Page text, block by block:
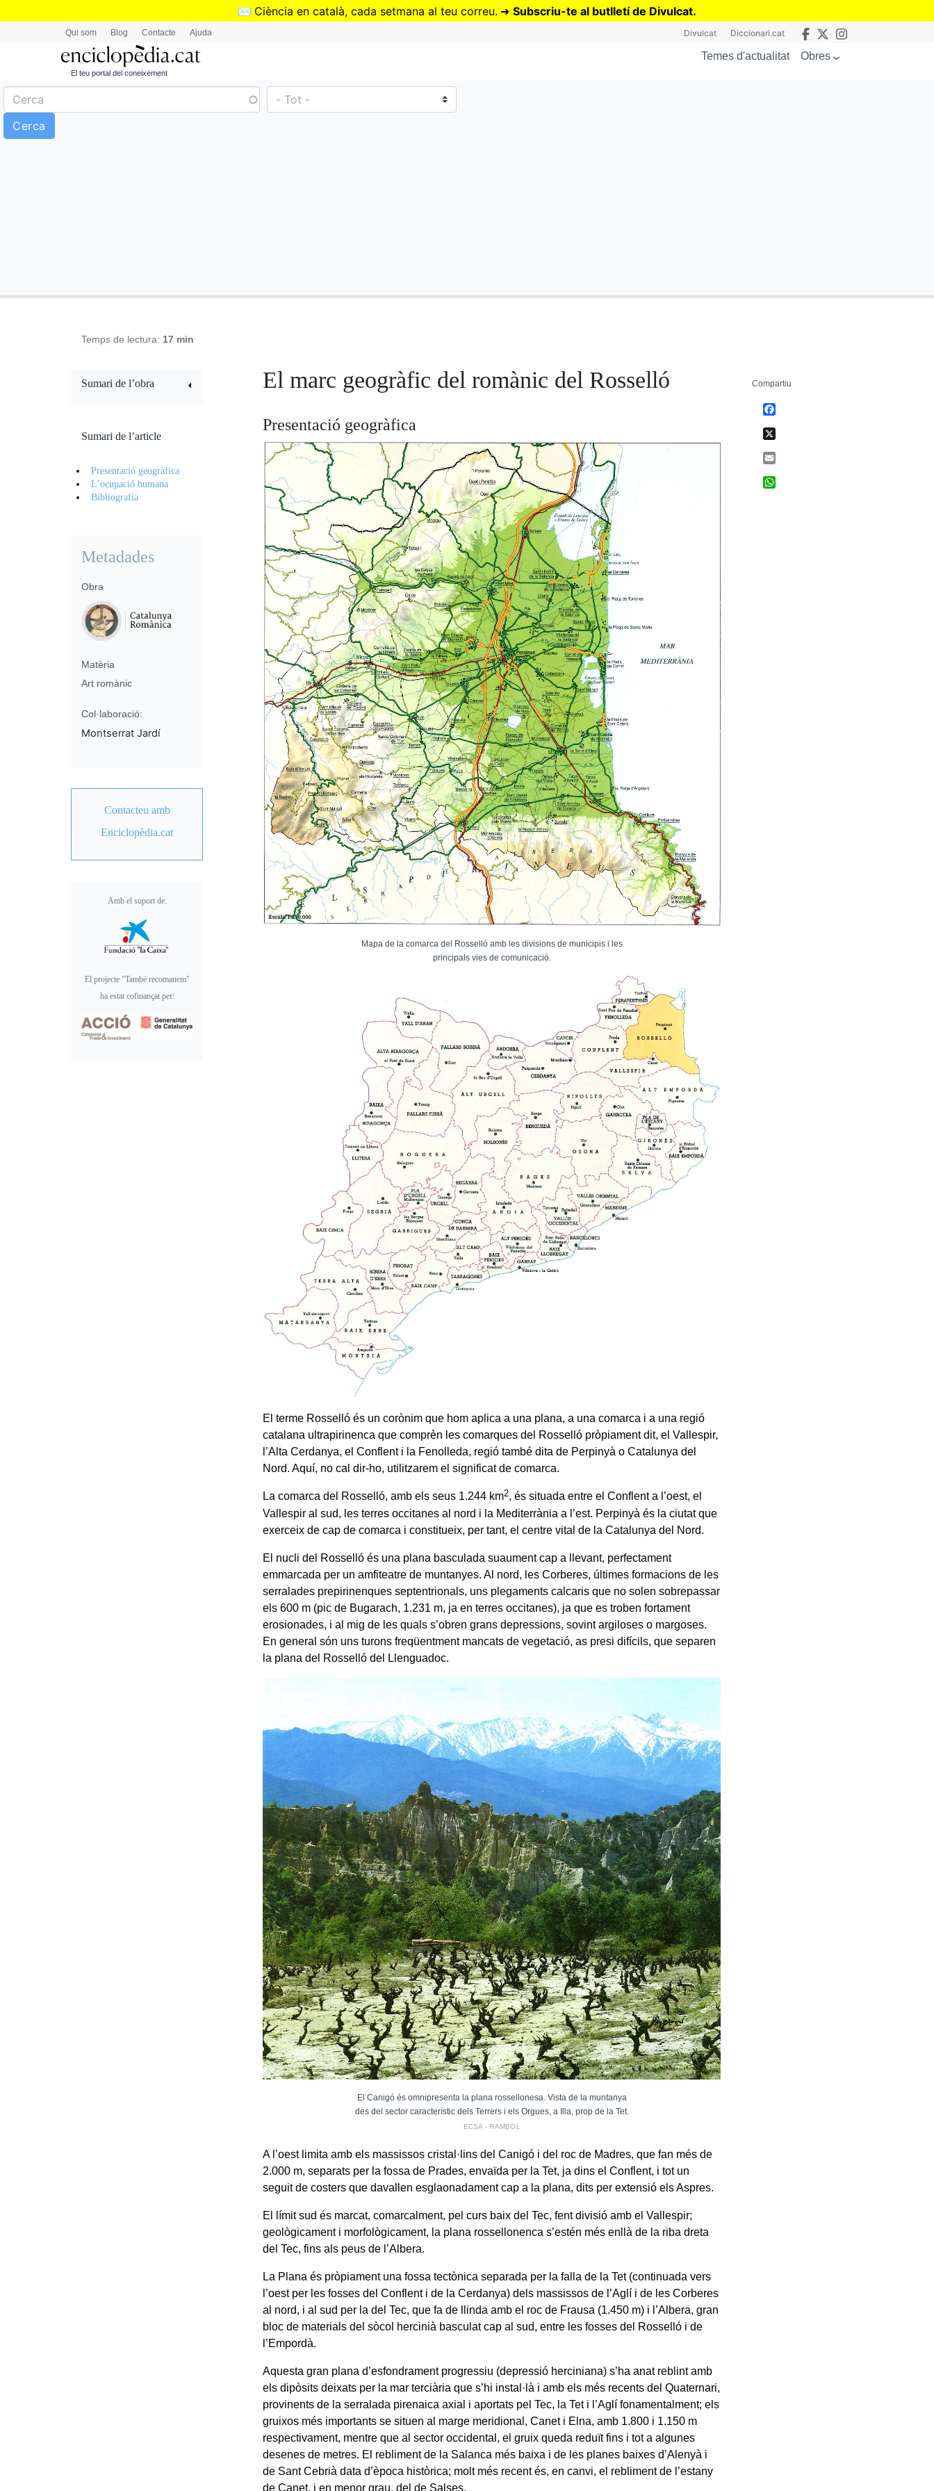
Vés
✉️ Ciència en català, cada setmana al teu correu. ➜ Subscriu-te al butlletí de Divulcat.
Qui som Blog Contacte Ajuda Divulcat Diccionari.cat
El teu portal del coneixement
Temes d'actualitat Obres
Temps de lectura: 17 min
El marc geogràfic del romànic del Rosselló
Presentació geogràfica
Mapa de la comarca del Rosselló amb les divisions de municipis i les
principals vies de comunicació.
El terme Rosselló és un corònim que hom aplica a una plana, a una comarca i a una regió
catalana ultrapirinenca que comprèn les comarques del Rosselló pròpiament dit, el Vallespir,
l’Alta Cerdanya, el Conflent i la Fenolleda, regió també dita de Perpinyà o Catalunya del
Nord. Aquí, no cal dir-ho, utilitzarem el significat de comarca.
La comarca del Rosselló, amb els seus 1.244 km2, és situada entre el Conflent a l’oest, el
Vallespir al sud, les terres occitanes al nord i la Mediterrània a l’est. Perpinyà és la ciutat que
exerceix de cap de comarca i constitueix, per tant, el centre vital de la Catalunya del Nord.
El nucli del Rosselló és una plana basculada suaument cap a llevant, perfectament
emmarcada per un amfiteatre de muntanyes. Al nord, les Corberes, últimes formacions de les
serralades prepirinenques septentrionals, uns plegaments calcaris que no solen sobrepassar
els 600 m (pic de Bugarach, 1.231 m, ja en terres occitanes), ja que es troben fortament
erosionades, i al mig de les quals s’obren grans depressions, sovint argiloses o margoses.
En general són uns turons freqüentment mancats de vegetació, as presi difícils, que separen
la plana del Rosselló del Llenguadoc.
El Canigó és omnipresenta la plana rossellonesa. Vista de la muntanya
des del sector característic dels Terrers i els Orgues, a Illa, prop de la Tet.
ECSA - RAMBOL
A l’oest limita amb els massissos cristal·lins del Canigó i del roc de Madres, que fan més de
2.000 m, separats per la fossa de Prades, envaïda per la Tet, ja dins el Conflent, i tot un
seguit de costers que davallen esglaonadament cap a la plana, dits per extensió els Aspres.
El límit sud és marcat, comarcalment, pel curs baix del Tec, fent divisió amb el Vallespir;
geològicament i morfològicament, la plana rossellonenca s’estén més enllà de la riba dreta
del Tec, fins als peus de l’Albera.
La Plana és pròpiament una fossa tectònica separada per la falla de la Tet (continuada vers
l’oest per les fosses del Conflent i de la Cerdanya) dels massissos de l’Aglí i de les Corberes
al nord, i al sud per la del Tec, que fa de llinda amb el roc de Frausa (1.450 m) i l’Albera, gran
bloc de materials del sòcol hercinià basculat cap al sud, entre les fosses del Rosselló i de
l’Empordà.
Aquesta gran plana d’esfondrament progressiu (depressió herciniana) s’ha anat reblint amb
els dipòsits deixats per la mar terciària que s’hi instal·là i amb els més recents del Quaternari,
provinents de la serralada pirenaica axial i aportats pel Tec, la Tet i l’Aglí fonamentalment; els
gruixos més importants se situen al marge meridional, Canet i Elna, amb 1.800 i 1.150 m
respectivament, mentre que al sector occidental, el gruix queda reduït fins i tot a algunes
desenes de metres. El rebliment de la Salanca més baixa i de les planes baixes d’Alenyà i
de Sant Cebrià data d’època històrica; molt més recent és, en canvi, el rebliment de l’estany
de Canet, i en menor grau, del de Salses.
Sumari de l’obra
Sumari de l’article
Presentació geogràfica
L’ocupació humana
Bibliografia
Metadades
Obra
Matèria
Art romànic
Col·laboració:
Montserrat Jardí
Contacteu amb
Enciclopèdia.cat
Amb el suport de:
El projecte "També recomanem"
ha estat cofinançat per:
Compartiu